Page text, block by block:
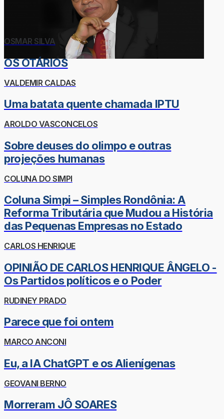
OSMAR SILVA
OS OTÁRIOS
VALDEMIR CALDAS
Uma batata quente chamada IPTU
AROLDO VASCONCELOS
Sobre deuses do olimpo e outras
projeções humanas
COLUNA DO SIMPI
Coluna Simpi – Simples Rondônia: A
Reforma Tributária que Mudou a História
das Pequenas Empresas no Estado
CARLOS HENRIQUE
OPINIÃO DE CARLOS HENRIQUE ÂNGELO -
Os Partidos políticos e o Poder
RUDINEY PRADO
Parece que foi ontem
MARCO ANCONI
Eu, a IA ChatGPT e os Alienígenas
GEOVANI BERNO
Morreram JÔ SOARES